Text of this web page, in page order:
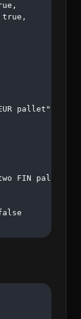
pallet"
FIN pallets"